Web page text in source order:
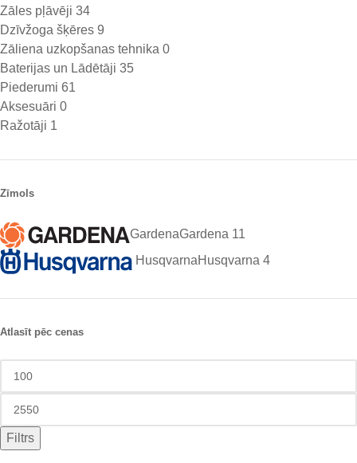
Zāles pļāvēji 34
Dzīvžoga šķēres 9
Zāliena uzkopšanas tehnika 0
Baterijas un Lādētāji 35
Piederumi 61
Aksesuāri 0
Ražotāji 1
Zīmols
GardenaGardena 11
HusqvarnaHusqvarna 4
Atlasīt pēc cenas
Filtrs